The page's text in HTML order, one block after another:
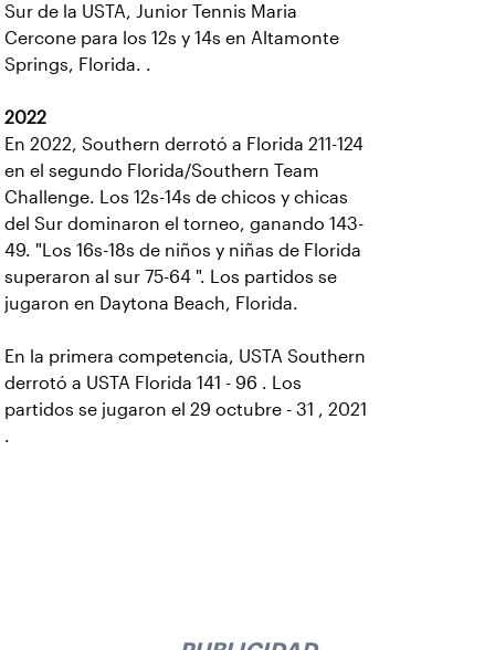
Sur de la USTA, Junior Tennis Maria
Cercone para los 12s y 14s en Altamonte
Springs, Florida. .
2022
En 2022, Southern derrotó a Florida 211-124
en el segundo Florida/Southern Team
Challenge.
Los 12s-14s de chicos y chicas
del Sur dominaron el torneo, ganando 143-
49. "Los 16s-18s de niños y niñas de Florida
superaron al sur 75-64 ". Los partidos se
jugaron en Daytona Beach, Florida.
En la primera competencia, USTA Southern
derrotó a USTA Florida 141 - 96 . Los
partidos se jugaron el 29 octubre - 31 , 2021
.